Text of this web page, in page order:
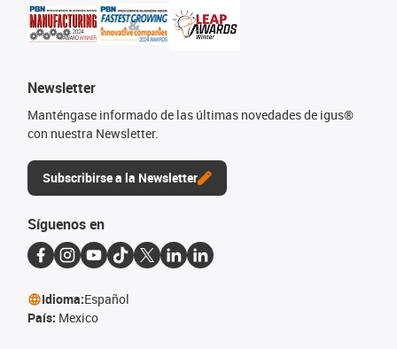
Newsletter
Manténgase informado de las últimas novedades de igus®
con nuestra Newsletter.
Subscribirse a la Newsletter
Síguenos en
Idioma:Español
País: Mexico